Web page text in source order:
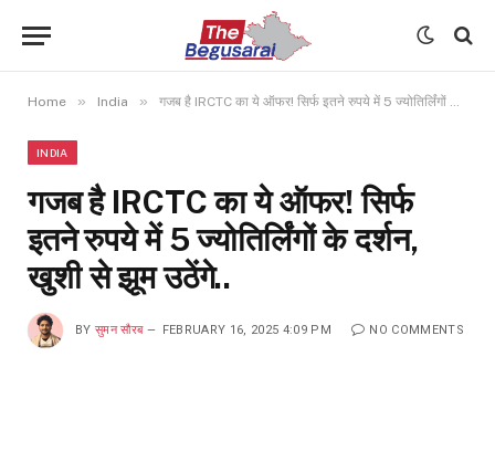
Home » India » गजब है IRCTC का ये ऑफर! सिर्फ इतने रुपये में 5 ज्योतिर्लिंगों के दर्शन, खुशी से झूम उठेंगे..
INDIA
गजब है IRCTC का ये ऑफर! सिर्फ
इतने रुपये में 5 ज्योतिर्लिंगों के दर्शन,
खुशी से झूम उठेंगे..
BY सुमन सौरब FEBRUARY 16, 2025 4:09 PM NO COMMENTS